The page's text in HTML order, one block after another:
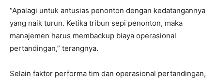
“Apalagi untuk antusias penonton dengan kedatangannya
yang naik turun. Ketika tribun sepi penonton, maka
manajemen harus membackup biaya operasional
pertandingan,” terangnya.
Selain faktor performa tim dan operasional pertandingan,